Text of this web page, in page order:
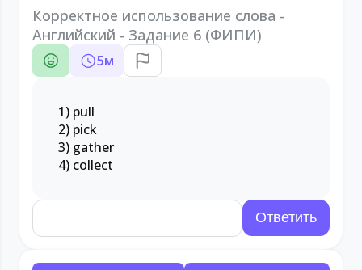
Корректное использование слова -
Английский - Задание 6 (ФИПИ)
5м
1) pull
2) pick
3) gather
4) collect